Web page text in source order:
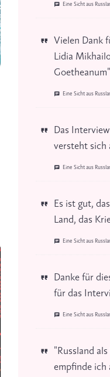
Eine Sicht aus
Vielen Dank
Lidia
Eine Sicht aus
Das
versteht sich
Eine Sicht aus
Es ist gut,
Land, das
Eine Sicht aus
Danke für
für das
Eine Sicht aus
"Russland
empfinde ich